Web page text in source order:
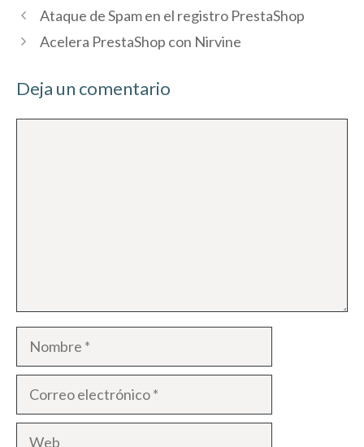
Ataque de Spam en el registro PrestaShop
Acelera PrestaShop con Nirvine
Deja un comentario
Nombre
Correo
electrónico
Web